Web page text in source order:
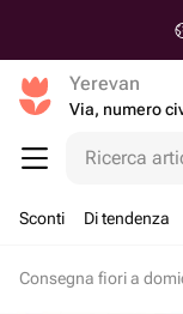
Yerevan
Via, numero
Ricerca
Sconti Di tendenza
Consegna fiori a